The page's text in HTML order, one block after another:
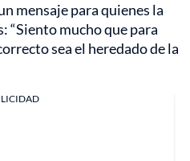
mensaje para quienes la
“Siento mucho que para
sea el heredado de la